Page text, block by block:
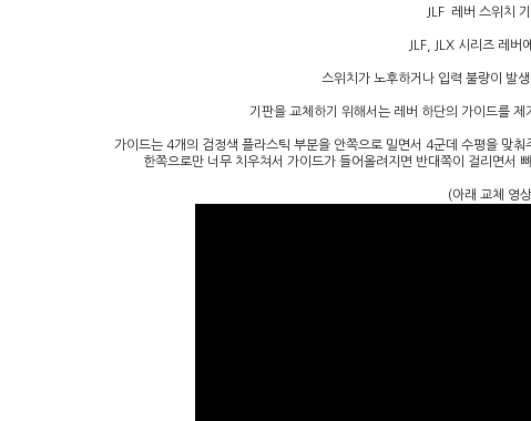
JLF 레버 스위치
JLF, JLX 시리즈 레버
스위치가 노후하거나 입력 불량이 발
기판을 교체하기 위해서는 레버 하단의 가이드를
가이드는 4개의 검정색 플라스틱 부분을 안쪽으로 밀면서 4군데 수평을 맞
한쪽으로만 너무 치우쳐서 가이드가 들어올려지면 반대쪽이 걸리면서
(아래 교체 영